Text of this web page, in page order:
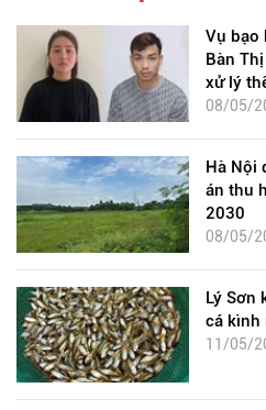
Vụ bạo
Bàn
xử lý
08/05/
Hà Nội
án thu
2030
08/05/
Lý Sơn
cá kình
11/05/